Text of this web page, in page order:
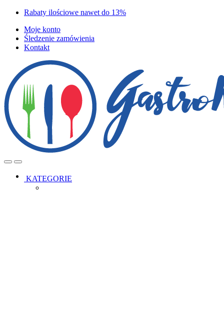
Skip
navigation
Skip
content
Rabaty ilościowe nawet do 13%
Moje konto
Śledzenie zamówienia
Kontakt
OpenClose
KATEGORIE